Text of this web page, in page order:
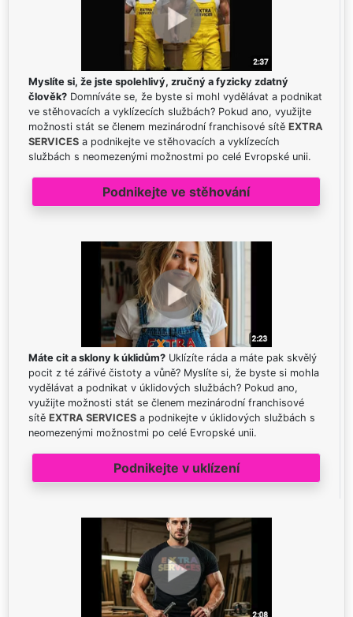
Myslíte si, že jste spolehlivý, zručný a fyzicky zdatný
člověk? Domníváte se, že byste si mohl vydělávat a podnikat
ve stěhovacích a vyklízecích službách? Pokud ano, využijte
možnosti stát se členem mezinárodní franchisové sítě EXTRA
SERVICES a podnikejte ve stěhovacích a vyklízecích
službách s neomezenými možnostmi po celé Evropské unii.
Podnikejte ve stěhování
Máte cit a sklony k úklidům? Uklízíte ráda a máte pak skvělý
pocit z té zářivé čistoty a vůně? Myslíte si, že byste si mohla
vydělávat a podnikat v úklidových službách? Pokud ano,
využijte možnosti stát se členem mezinárodní franchisové
sítě EXTRA SERVICES a podnikejte v úklidových službách s
neomezenými možnostmi po celé Evropské unii.
Podnikejte v uklízení